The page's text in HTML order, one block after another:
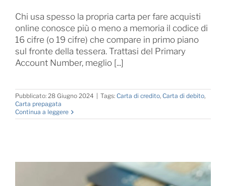
Chi usa spesso la propria carta per fare acquisti
online conosce più o meno a memoria il codice di
16 cifre (o 19 cifre) che compare in primo piano
sul fronte della tessera. Trattasi del Primary
Account Number, meglio [...]
Pubblicato: 28 Giugno 2024 Tags: Carta di credito, Carta di debito,
Carta prepagata
Continua a leggere